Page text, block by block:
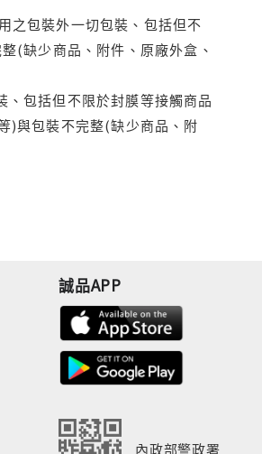
之包裝外一切包裝、包括但不
(缺少商品、附件、原廠外盒、
包括但不限於封膜等接觸商品
)與包裝不完整(缺少商品、附
誠品APP
內政部警政署